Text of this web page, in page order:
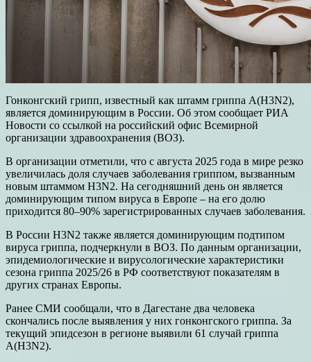
Гонконгский грипп, известный как штамм гриппа А(Н3N2),
является доминирующим в России. Об этом сообщает РИА
Новости со ссылкой на российский офис Всемирной
организации здравоохранения (ВОЗ).
В организации отметили, что с августа 2025 года в мире резко
увеличилась доля случаев заболевания гриппом, вызванным
новым штаммом H3N2. На сегодняшний день он является
доминирующим типом вируса в Европе – на его долю
приходится 80–90% зарегистрированных случаев заболевания.
В России H3N2 также является доминирующим подтипом
вируса гриппа, подчеркнули в ВОЗ. По данным организации,
эпидемиологические и вирусологические характеристики
сезона гриппа 2025/26 в РФ соответствуют показателям в
других странах Европы.
Ранее СМИ сообщали, что в Дагестане два человека
скончались после выявления у них гонконгского гриппа. За
текущий эпидсезон в регионе выявили 61 случай гриппа
A(Н3N2).